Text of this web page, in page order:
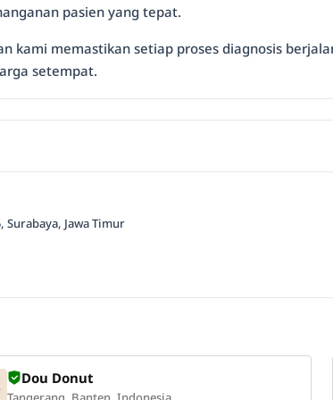
pasien yang tepat.
kami memastikan setiap proses diagnosis
setempat.
Surabaya, Jawa Timur
Dou Donut